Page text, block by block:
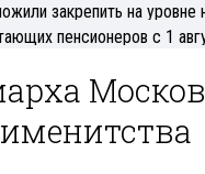
закрепить на уровне
пенсионеров с 1